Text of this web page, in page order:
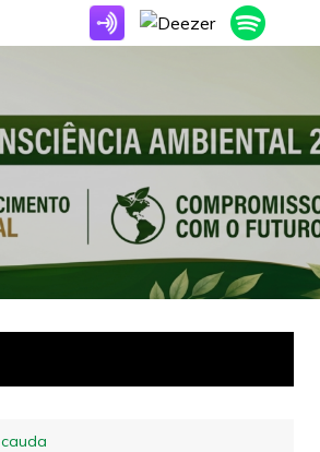
cauda